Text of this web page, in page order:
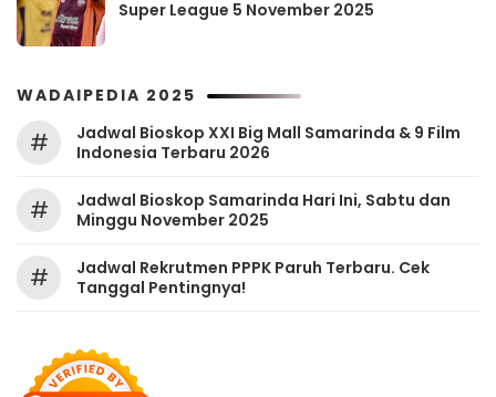
Super League 5 November 2025
WADAIPEDIA 2025
#
Jadwal Bioskop XXI Big Mall Samarinda & 9 Film
Indonesia Terbaru 2026
#
Jadwal Bioskop Samarinda Hari Ini, Sabtu dan
Minggu November 2025
#
Jadwal Rekrutmen PPPK Paruh Terbaru. Cek
Tanggal Pentingnya!